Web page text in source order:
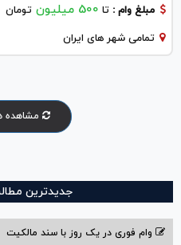
مبلغ وام : تا 500 میلیون تومان
تمامی شهر های ایران
مشاهده
جدیدترین
وام فوری در یک روز با سند مالکیت